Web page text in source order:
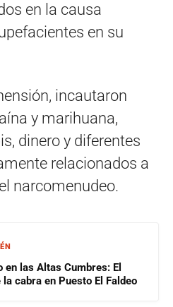
en la causa
en su
incautaron
y marihuana,
dinero y diferentes
relacionados a
narcomenudeo.
en las Altas Cumbres: El
cabra en Puesto El Faldeo